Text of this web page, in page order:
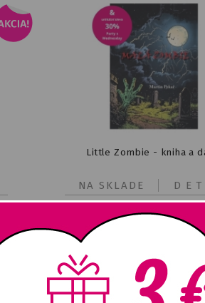
Little Zombie - kniha a
10,46
NA SKLADE